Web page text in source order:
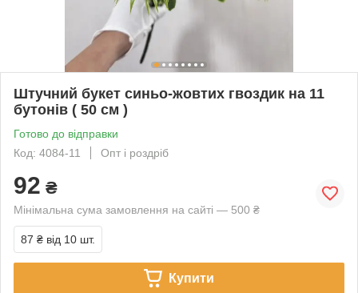
Штучний букет синьо-жовтих гвоздик на 11
бутонів ( 50 см )
Готово до відправки
Код: 4084-11
Опт і роздріб
92 ₴
Мінімальна сума замовлення на сайті — 500 ₴
87 ₴ від 10 шт.
Купити